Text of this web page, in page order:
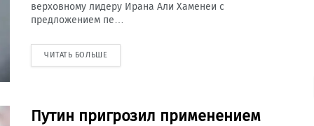
верховному лидеру Ирана Али Хаменеи с
предложением пе…
ЧИТАТЬ БОЛЬШЕ
Путин пригрозил применением